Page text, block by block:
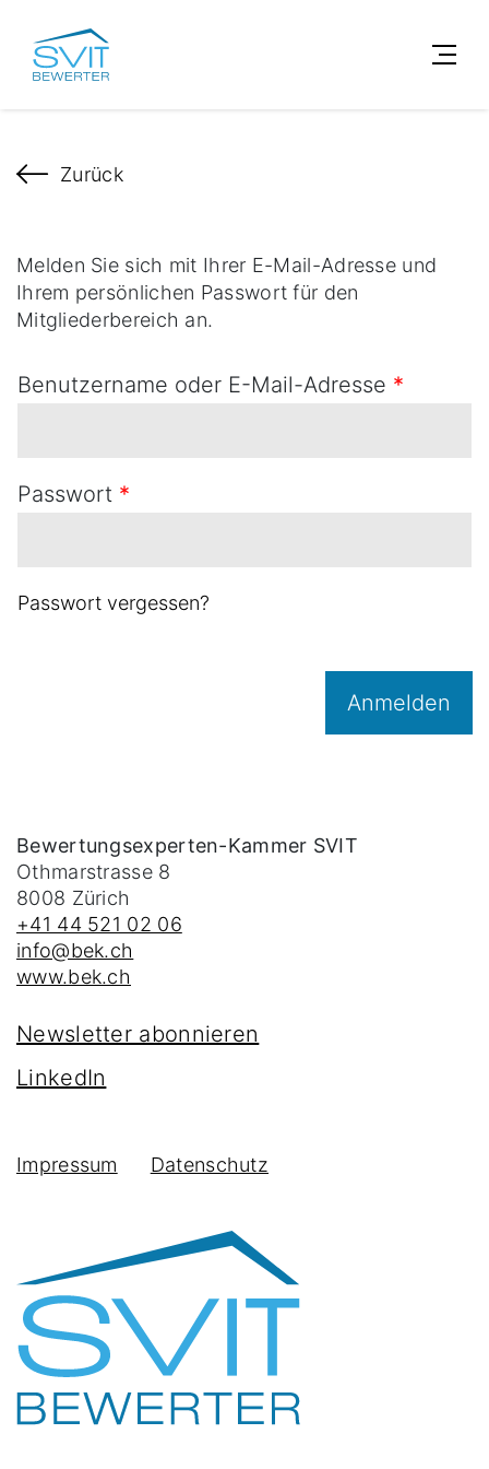
Zurück
Melden Sie sich mit Ihrer E-Mail-Adresse und
Ihrem persönlichen Passwort für den
Mitgliederbereich an.
Benutzername oder E-Mail-Adresse *
Passwort *
Passwort vergessen?
Anmelden
Bewertungsexperten-Kammer SVIT
Othmarstrasse 8
8008 Zürich
+41 44 521 02 06
info@bek.ch
www.bek.ch
Newsletter abonnieren
LinkedIn
Impressum Datenschutz